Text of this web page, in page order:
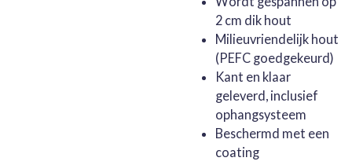
2 cm dik hout
Milieuvriendelijk hout
(PEFC goedgekeurd)
Kant en klaar
geleverd, inclusief
ophangsysteem
Beschermd met een
coating